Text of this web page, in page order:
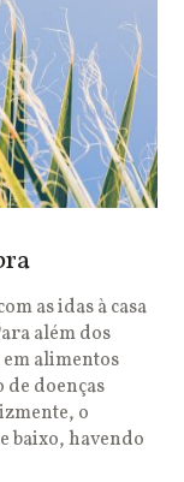
as idas à casa
além dos
alimentos
doenças
o
baixo, havendo